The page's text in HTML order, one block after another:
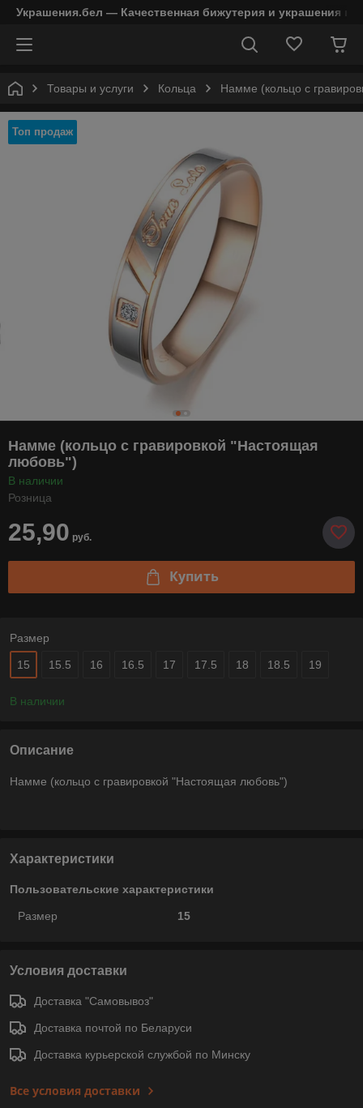
Украшения.бел — Качественная бижутерия и украшения в
Товары и услуги Кольца Намме (кольцо с
Топ продаж
Намме (кольцо с гравировкой "Настоящая
любовь")
В наличии
Розница
25,90 руб.
Купить
Размер
15 15.5 16 16.5 17 17.5 18 18.5 19
В наличии
Описание
Намме (кольцо с гравировкой "Настоящая любовь")
Характеристики
Пользовательские характеристики
Размер 15
Условия доставки
Доставка "Самовывоз"
Доставка почтой по Беларуси
Доставка курьерской службой по Минску
Все условия доставки